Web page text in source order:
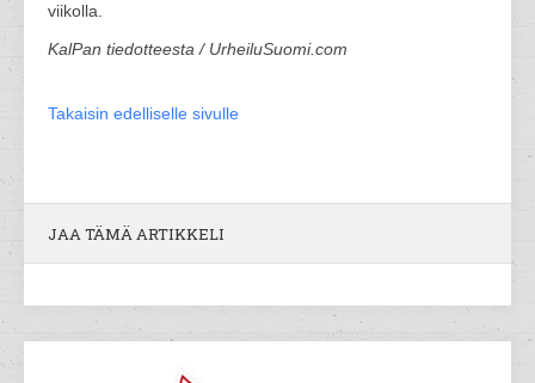
viikolla.
KalPan tiedotteesta / UrheiluSuomi.com
Takaisin edelliselle sivulle
JAA TÄMÄ ARTIKKELI